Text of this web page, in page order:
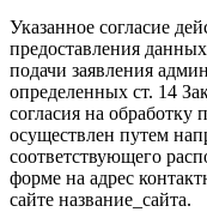
Указанное согласие
предоставления
подачи заявления
определенных ст. 14
согласия на
осуществлен путем
соответствующего
форме на адрес
сайте название_сайта.